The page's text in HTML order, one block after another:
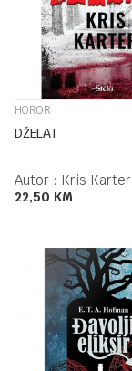
HOROR
DŽELAT
Autor : Kris Karter
22,50 KM